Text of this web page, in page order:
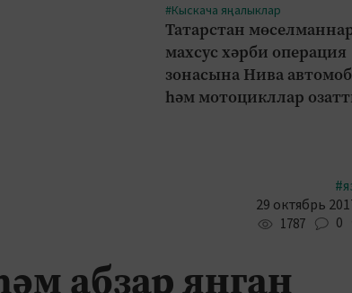
#Кыскача яңалыклар
Татарстан
махсус хәрби операция
зонасына Нива
һәм мотоцикллар
29 октябрь
1787 0
абзар янган